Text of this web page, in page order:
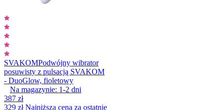
SVAKOMPodwójny wibrator
posuwisty z pulsacją SVAKOM
- DuoGlow, fioletowy
Na magazynie: 1-2 dni
387 zł
329 złNajniższa cena za ostatnie